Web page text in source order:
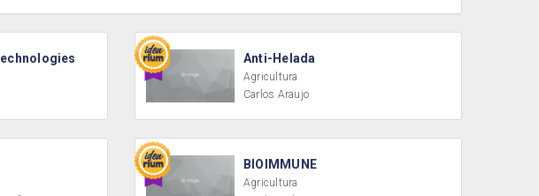
Anti-Helada
Agricultura
Carlos Araujo
BIOIMMUNE
Agricultura